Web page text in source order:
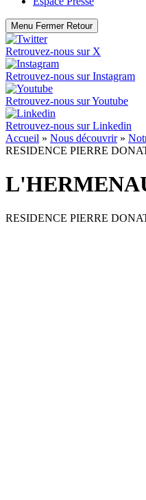
Menu Fermer Retour
Retrouvez-nous sur X
Retrouvez-nous surInstagram
Retrouvez-nous surYoutube
Retrouvez-nous surLinkedin
Accueil » Nous découvrir»
RESIDENCE PIERRE
RESIDENCE PIERRE